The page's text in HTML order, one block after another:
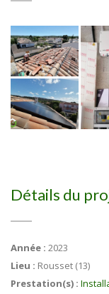
Détails du
Année : 2023
Lieu : Rousset (13)
Prestation(s) :